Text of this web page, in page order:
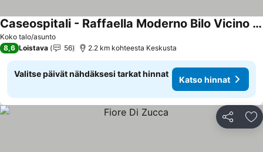
Koko talo/asunto
Caseospitali - Raffaella Moderno Bilo Vicino Al San Raffaele
8,6 Loistava 56 2.2 km kohteesta Keskusta
Valitse päivät nähdäksesi tarkat hinnat
Katso hinnat
Jaa